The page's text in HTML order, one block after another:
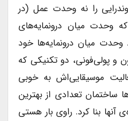
را نه وحدت عمل (در
وحدت میان درونمایه‌های
میان درونمایه‌ها خود
و پولی‌فونی، دو تکنیکی که
موسیقایی‌اش به خوبی
تعدادی از بهترین
آنها بنا کرد. راوی بار هستی